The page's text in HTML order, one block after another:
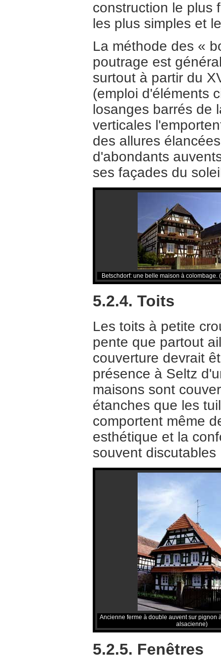
construction le plus
les plus simples et
La méthode des «
poutrage est
surtout à partir du
(emploi d'éléments
losanges barrés de
verticales
des allures
d'abondants
ses façades du
Betschdorf: une belle maison à colombage.
5.2.4. Toits
Les toits à petite
pente que partout
couverture devrait
présence à Seltz
maisons sont
étanches que les
comportent même
esthétique et la
souvent discutables
Ancienne ferme à double auvent sur pignon
alsacienne)
5.2.5. Fenêtres